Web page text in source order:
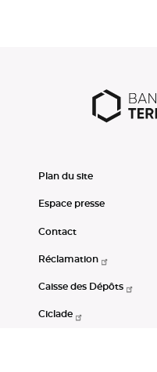
Plan du site
Espace presse
Contact
Réclamation
Caisse des Dépôts
Ciclade